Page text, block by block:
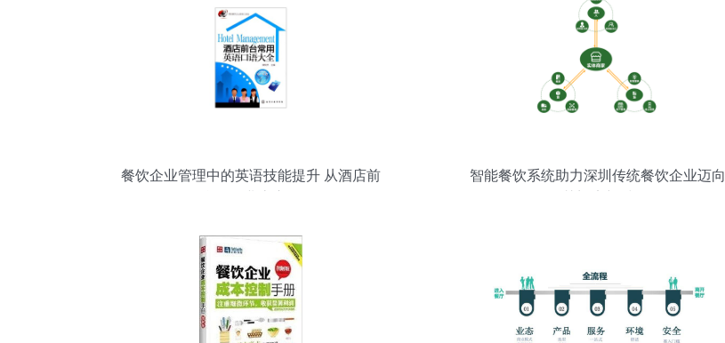
餐饮企业管理中的英语技能提升 从酒店前
智能餐饮系统助力深圳传统餐饮企业迈向